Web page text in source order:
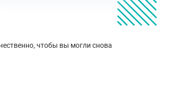
чтобы вы могли снова